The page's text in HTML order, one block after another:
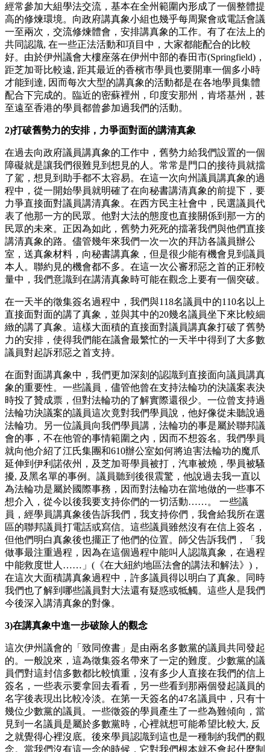
經常參加大組學法交流，基本在全州範圍內形成了一個整體提
高的修煉環境。向政府講真象小組也幾乎每周聚會或電話會議
一至兩次，交流修煉體會，安排講真象的工作。有了在法上的
共同認識, 在一些正法活動和項目中，大家都能配合的比較
好。由於伊州議會大樓座落在伊州中部的春田市(Springfield)，
距芝加哥比較遠, 距其最近的香檳市學員也要開車一個多小時
才能到達, 因而每次大型的講真象的活動都是在各地學員集體
配合下完成的。臨近的密蘇裡州，印度安那州，肯塔基州，甚
至遠至香港的學員都曾參加過我們的活動。
2)打破舊勢力的安排，力爭面對面的講清真象
在過去向政府議員講真象的工作中，舊勢力給我們設置的一個
障礙就是讓我們很難見到想見的人。常常是門口的接待員就擋
了駕，想見到助手都不太容易。在這一次向州議員講真象的過
程中，從一開始學員就明確了在向秘書講清真象的前提下，要
力爭直接面對議員講清真象。在西方民主社會中，民選議員代
表了他那一方的民眾。他對大法的態度也直接關係到那一方的
民眾的未來。正因為如此，舊勢力死死的擋著我們與他們直接
講清真象的路。儘管幾年來我們一次一次的拜訪各議員辦公
室，送真象材料，向秘書講真象，但是很少能有機會見到議員
本人。聯約見的機會都不多。在這一次公審邪惡之首的正邪較
量中，我們意識到在講清真象時可能在觀念上要有一個突破。
在一天半的徵集簽名過程中，我們與118名議員中的110名以上
直接面對面的講了真象，並與其中的20幾名議員坐下來比較細
緻的講了真象。這樣大面積的直接面對議員講真象打破了舊勢
力的安排，使得我們能在議會最繁忙的一天半中得到了大多數
議員對起訴邪惡之首支持。
在面對面講真象中，我們更加深刻的認識到直接面向議員講真
象的重要性。一些議員，儘管他曾在支持法輪功的決議案表決
時投了贊成票，但對法輪功的了解實際還很少。一位曾支持過
法輪功決議案的議員這次竟對我們學員說，他好像從未聽說過
法輪功。另一位議員向我們學員講，法輪功的事是屬於聯邦議
會的事，不在他管的事情範圍之內，因而不想簽名。我們學員
就向他介紹了江氏集團和610辦公室如何將迫害法輪功的魔爪
延伸到伊利諾依州，及芝加哥學員被打，汽車被燒，學員被騷
擾, 及黑名單的事例。議員聽到後很震驚，他說過去我一直以
為法輪功是屬於國際事務，因而對法輪功在當地做的一些事不
想介入，從今以後我要支持你們的一切活動……。 一些議
員，經學員講真象後告訴我們，我支持你們，我會給我所在選
區的聯邦議員打電話或寫信。這些議員雖然沒有在信上簽名，
但他們明白真象後也擺正了他們的位置。師父告訴我們，「我
做事最注重過程，因為在這個過程中能叫人認識真象，在過程
中能救度世人……」(《在大紐約地區法會的講法和解法》)，
在這次大面積講真象過程中，許多議員得以明白了真象。同時
我們也了解到哪些議員對大法還有疑惑或牴觸。這些人是我們
今後深入講清真象的對像。
3)在講真象中進一步破除人的觀念
這次伊州議會的「致同僚書」是由兩名多數黨的議員共同發起
的。一般說來，這為徵集簽名帶來了一定的難度。少數黨的議
員們對這封信多數都比較慎重，沒有多少人直接在我們的信上
簽名，一些表示要拿回去看看，另一些看到那兩個發起議員的
名字後表現出比較冷淡。在第一天簽名的47名議員中，只有十
幾位少數黨的議員。一些徵簽的學員產生了一些為難傾向，當
見到一名議員是屬於多數黨時，心裡就想可能希望比較大, 反
之就覺得心裡沒底。後來學員認識到這也是一種制約我們的觀
念。當我們沒有這一念的時候，它對我們根本就不會起什麼制